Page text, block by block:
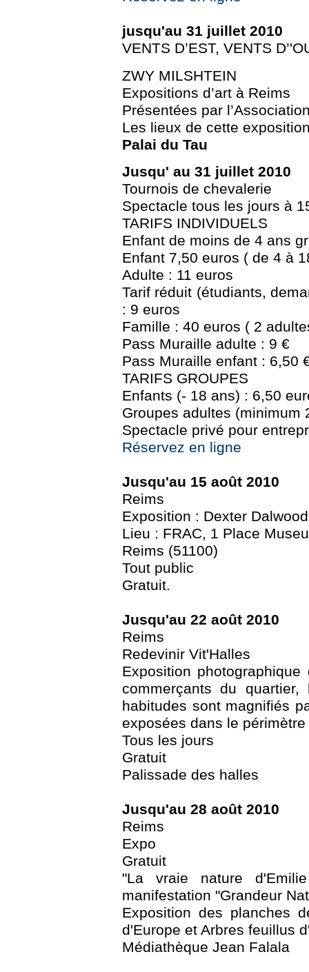
jusqu'au 31 juillet 2010
VENTS D’EST, VENTS
ZWY MILSHTEIN
Expositions d’art à Reims
Présentées par
Les lieux de cette
Palai du Tau
Jusqu' au 31 juillet 2010
Tournois de chevalerie
Spectacle tous les jours à
TARIFS INDIVIDUELS
Enfant de moins de 4 ans
Enfant 7,50 euros ( de 4 à
Adulte : 11 euros
Tarif réduit (étudiants,
: 9 euros
Famille : 40 euros ( 2
Pass Muraille adulte : 9 €
Pass Muraille enfant : 6,50
TARIFS GROUPES
Enfants (- 18 ans) : 6,50
Groupes adultes (minimum
Spectacle privé pour
Réservez en ligne
Jusqu'au 15 août 2010
Reims
Exposition : Dexter Dalwood
Lieu : FRAC, 1 Place
Reims (51100)
Tout public
Gratuit.
Jusqu'au 22 août 2010
Reims
Redevinir Vit'Halles
Exposition
commerçants du
habitudes sont magnifiés
exposées dans le
Tous les jours
Gratuit
Palissade des halles
Jusqu'au 28 août 2010
Reims
Expo
Gratuit
"La vraie nature
manifestation "Grandeur
Exposition des planches
d'Europe et Arbres feuillus
Médiathèque Jean Falala